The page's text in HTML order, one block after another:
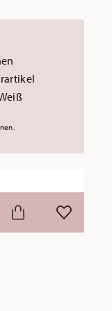
ADD TO